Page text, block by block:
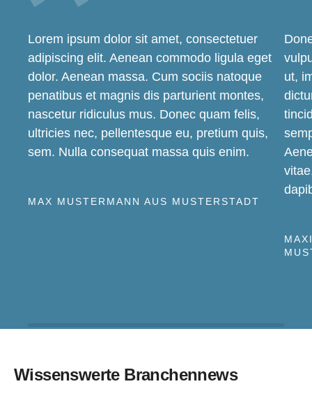
Lorem ipsum dolor sit amet, consectetuer
adipiscing elit. Aenean commodo ligula eget
dolor. Aenean massa. Cum sociis natoque
penatibus et magnis dis parturient montes,
nascetur ridiculus mus. Donec quam felis,
ultricies nec, pellentesque eu, pretium quis,
sem. Nulla consequat massa quis enim.
MAX MUSTERMANN AUS MUSTERSTADT
ut,
Wissenswerte Branchennews